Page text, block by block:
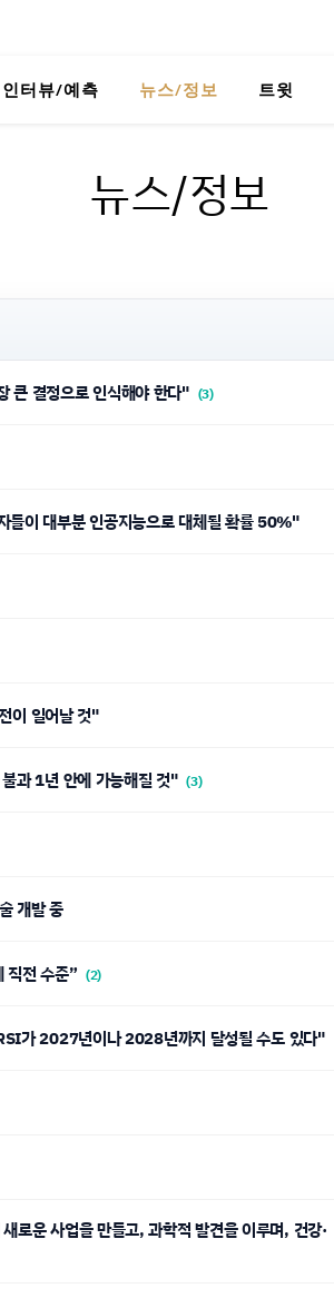
인터뷰/예측 뉴스/정보 트윗
뉴스/정보
큰 결정으로 인식해야 한다" (3)
들이 대부분 인공지능으로 대체될 확률 50%"
이 일어날 것"
과 1년 안에 가능해질 것" (3)
개발 중
전 수준” (2)
가 2027년이나 2028년까지 달성될 수도 있다"
로운 사업을 만들고, 과학적 발견을 이루며, 건강·